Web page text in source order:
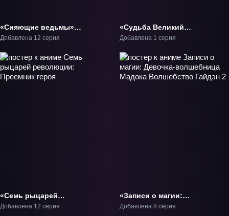
«Сияющие ведьмы»
ТВ-6
Добавлена 12 серия
«Судьба Великий
приказ: Камелот -
Добавлена 1 серия
«Семь рыцарей
революции: Преемник
Добавлена 12 серия
«Записи о магии:
Девочка-волшебница
Добавлена 8 серия